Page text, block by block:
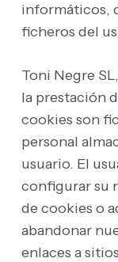
informáticos,
ficheros del
Toni Negre
la prestación
cookies son
personal
usuario. El
configurar su
de cookies o
abandonar
enlaces a